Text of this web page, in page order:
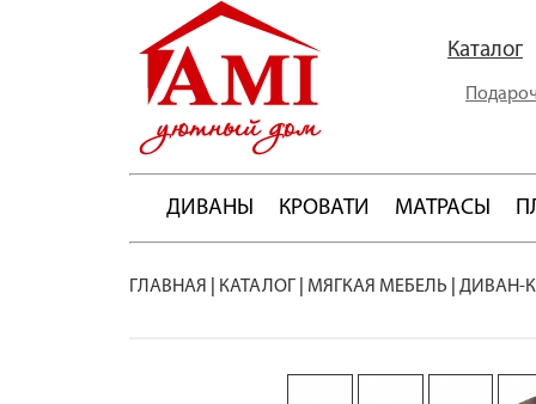
Каталог
ДИВАНЫ КРОВАТИ МАТРАСЫ
ГЛАВНАЯ КАТАЛОГ МЯГКАЯ МЕБЕЛЬ ДИВАН-